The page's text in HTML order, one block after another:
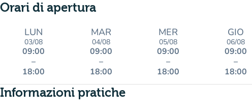
Orari di apertura
LUN
03/08
09:00
–
18:00
MAR
04/08
09:00
–
18:00
MER
05/08
09:00
–
18:00
GIO
06/08
09:00
–
18:00
Informazioni pratiche